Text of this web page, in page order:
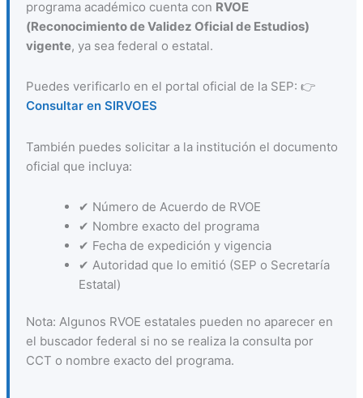
programa académico cuenta con RVOE
(Reconocimiento de Validez Oficial de Estudios)
vigente, ya sea federal o estatal.
Puedes verificarlo en el portal oficial de la SEP: 👉
Consultar en SIRVOES
También puedes solicitar a la institución el documento
oficial que incluya:
✔ Número de Acuerdo de RVOE
✔ Nombre exacto del programa
✔ Fecha de expedición y vigencia
✔ Autoridad que lo emitió (SEP o Secretaría
Estatal)
Nota: Algunos RVOE estatales pueden no aparecer en
el buscador federal si no se realiza la consulta por
CCT o nombre exacto del programa.